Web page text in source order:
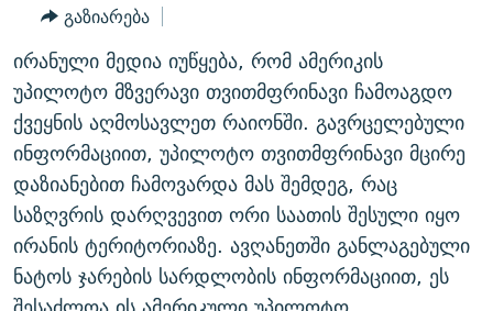
60 ᲓᲔᲪᲘᲑᲔᲚᲘ
ᲒᲐᲜᲙᲘᲗᲮᲕᲘᲡ ᲓᲦᲔ
ᲓᲘᲚᲘᲡ ᲡᲐᲣᲑᲠᲔᲑᲘ
ᲛᲝᲚᲐᲞᲐᲠᲐᲙᲔ ᲢᲔᲥᲡᲢᲔᲑᲘ
ᲨᲘᲜ - ᲣᲪᲮᲝᲔᲗᲨᲘ
ᲚᲘᲢᲔᲠᲐᲢᲣᲠᲣᲚᲘ ᲬᲐᲮᲜᲐᲒᲔᲑᲘ
ᲤᲔᲜᲝᲕᲐᲜᲘ - 2.10
ᲗᲥᲕᲔᲜᲘ ᲞᲣᲑᲚᲘᲙᲐᲪᲘᲔᲑᲘ
ᲞᲠᲝᲔᲥᲢᲔᲑᲘ
ᲣᲙᲠᲐᲘᲜᲐᲨᲘ ᲓᲐᲦᲣᲞᲣᲚᲘ ᲥᲐᲠᲗᲕᲔᲚᲘ ᲛᲔᲑᲠᲫᲝᲚᲔᲑᲘ - 2022
ᲓᲐᲛᲝᲣᲙᲘᲓᲔᲑᲚᲝᲑᲘᲡ 100 ᲬᲔᲚᲘ
ᲩᲔᲛᲘ ᲡᲘᲙᲕᲓᲘᲚᲘᲡ ᲛᲘᲖᲔᲖᲘᲐ COVID-19
11 ᲬᲔᲚᲘ - 11 ᲐᲛᲑᲐᲕᲘ
ᲡᲐᲞᲐᲠᲚᲐᲛᲔᲜᲢᲝ ᲐᲠᲩᲔᲕᲜᲔᲑᲘᲡ ᲘᲡᲢᲝᲠᲘᲐ
ЭХО КАВКАЗА
ᲒᲐᲛᲝᲘᲬᲔᲠᲔ
გაზიარება
ირანული მედია იუწყება, რომ ამერიკის
უპილოტო მზვერავი თვითმფრინავი ჩამოაგდო
ქვეყნის აღმოსავლეთ რაიონში. გავრცელებული
ინფორმაციით, უპილოტო თვითმფრინავი მცირე
დაზიანებით ჩამოვარდა მას შემდეგ, რაც
საზღვრის დარღვევით ორი საათის შესული იყო
ირანის ტერიტორიაზე. ავღანეთში განლაგებული
ნატოს ჯარების სარდლობის ინფორმაციით, ეს